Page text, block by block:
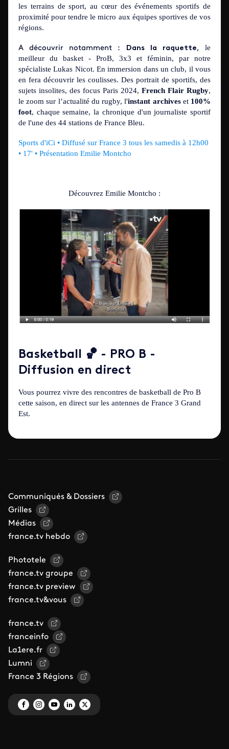
les terrains de sport, au cœur des événements sportifs de
proximité pour tendre le micro aux équipes sportives de vos
régions.
A découvrir notamment : Dans la raquette,le
meilleur du basket - ProB, 3x3 et féminin, par notre
spécialiste Lukas Nicot. En immersion dans un club, il vous
en fera découvrir les coulisses. Des portrait de sportifs, des
sujets insolites, des focus Paris 2024, French Flair Rugby,
le zoom sur l’actualité du rugby, l'instant archiveset 100%
foot, chaque semaine, la chronique d'un journaliste sportif
de l'une des 44 stations de France Bleu.
Sports d'iCi • Diffusé sur France 3 tous les samedis à 12h00
• 17' • Présentation Emilie Montcho
Découvrez Emilie Montcho :
Basketball 🏀 - PRO B -
Diffusion en direct
Vous pourrez vivre des rencontres de basketball de Pro B
cette saison, en direct sur les antennes de France 3 Grand
Est.
Communiqués & Dossiers
Grilles
Médias
france.tv hebdo
Phototele
france.tv groupe
france.tv preview
france.tv&vous
france.tv
franceinfo
La1ere.fr
Lumni
France 3 Régions